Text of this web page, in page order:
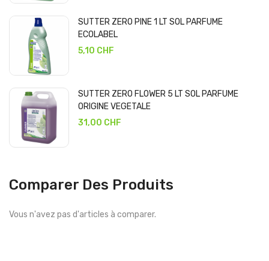
SUTTER ZERO PINE 1 LT SOL PARFUME
ECOLABEL
5,10 CHF
SUTTER ZERO FLOWER 5 LT SOL PARFUME
ORIGINE VEGETALE
31,00 CHF
Comparer Des Produits
Vous n'avez pas d'articles à comparer.